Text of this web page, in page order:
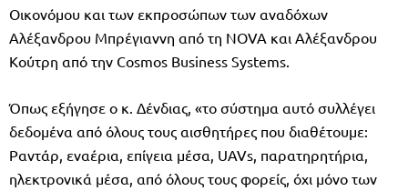
Οικονόμου και των εκπροσώπων των αναδόχων
Αλέξανδρου Μπρέγιαννη από τη NOVA και Αλέξανδρου
Κούτρη από την Cosmos Business Systems.
Όπως εξήγησε ο κ. Δένδιας, «το σύστημα αυτό συλλέγει
δεδομένα από όλους τους αισθητήρες που διαθέτουμε:
Ραντάρ, εναέρια, επίγεια μέσα, UAVs, παρατηρητήρια,
ηλεκτρονικά μέσα, από όλους τους φορείς, όχι μόνο των